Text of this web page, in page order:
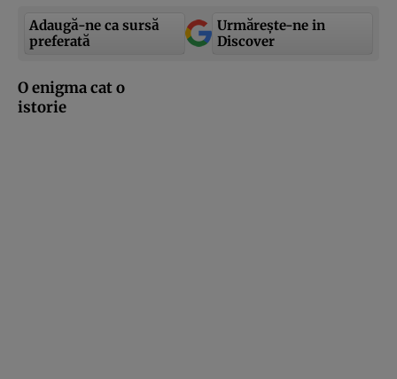
Adaugă-ne ca sursă
preferată
Urmărește-ne in
Discover
O enigma cat o
istorie